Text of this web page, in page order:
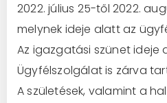
2022. július 25-től 2022.
melynek ideje alatt az
Az igazgatási szünet ideje
Ügyfélszolgálat is zárva
A születések, valamint a